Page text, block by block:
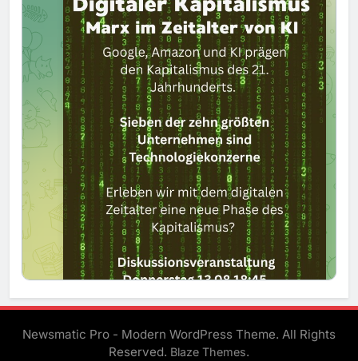
Newsmatic Pro - Modern WordPress Theme. All Rights
Reserved. Blaze Themes.